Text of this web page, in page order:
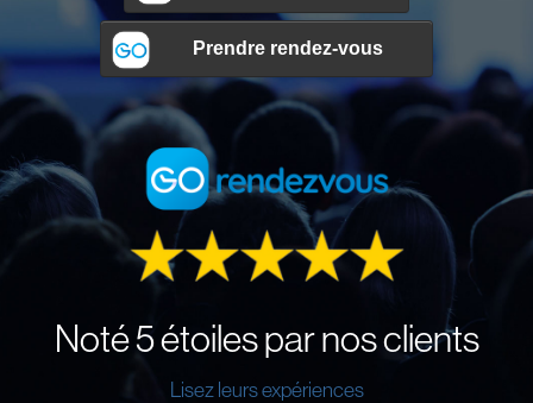
Noté 5 étoiles par nos clients
Lisez leurs expériences